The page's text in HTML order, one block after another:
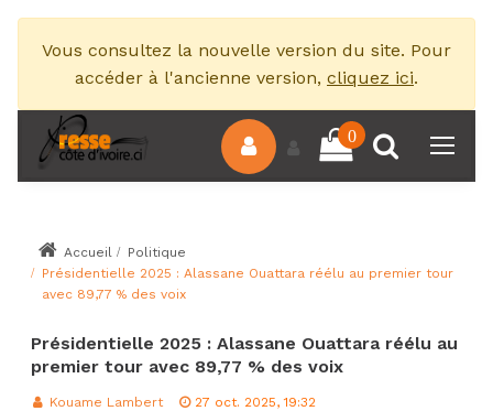
Vous consultez la nouvelle version du site. Pour
accéder à l'ancienne version, cliquez ici.
0
Accueil
Politique
Présidentielle 2025 : Alassane Ouattara réélu au premier tour
avec 89,77 % des voix
Présidentielle 2025 : Alassane Ouattara réélu au
premier tour avec 89,77 % des voix
Kouame Lambert 27 oct. 2025, 19:32